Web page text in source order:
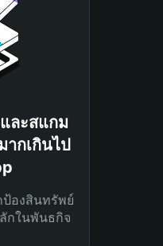
ละสแกม
กเกินไป
ป้องสินทรัพย์
กในพันธกิจ